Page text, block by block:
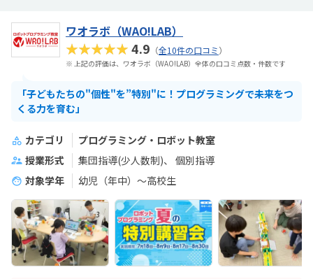
ワオラボ（WAO!LAB）
★★★★★4.9 （全10件の口コミ）
※ 上記の評価は、ワオラボ（WAO!LAB）全体の口コミ点数・件数です
「子どもたちの"個性"を”特別"に！プログラミングで未来をつ
くる力を育む」
カテゴリ
プログラミング・ロボット教室
授業形式
集団指導(少人数制)
個別指導
対象学年
幼児（年中）～高校生